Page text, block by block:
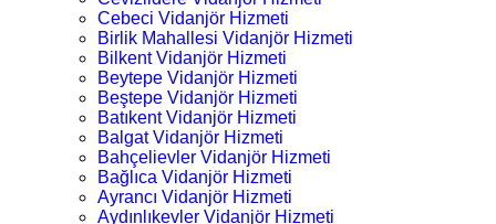
Cebeci Vidanjör Hizmeti
Birlik Mahallesi Vidanjör Hizmeti
Bilkent Vidanjör Hizmeti
Beytepe Vidanjör Hizmeti
Beştepe Vidanjör Hizmeti
Batıkent Vidanjör Hizmeti
Balgat Vidanjör Hizmeti
Bahçelievler Vidanjör Hizmeti
Bağlıca Vidanjör Hizmeti
Ayrancı Vidanjör Hizmeti
Aydınlıkevler Vidanjör Hizmeti